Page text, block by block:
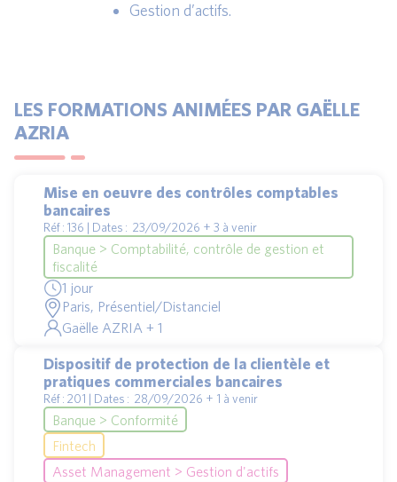
Gestion d’actifs.
LES FORMATIONS ANIMÉES PAR GAËLLE
AZRIA
Mise en oeuvre des contrôles comptables
bancaires
Réf : 136 | Dates : 23/09/2026 + 3 à venir
Banque > Comptabilité, contrôle de gestion et
fiscalité
1 jour
Paris, Présentiel/Distanciel
Gaëlle AZRIA + 1
Dispositif de protection de la clientèle et
pratiques commerciales bancaires
Réf : 201 | Dates : 28/09/2026 + 1 à venir
Banque > Conformité
Fintech
Asset Management > Gestion d'actifs